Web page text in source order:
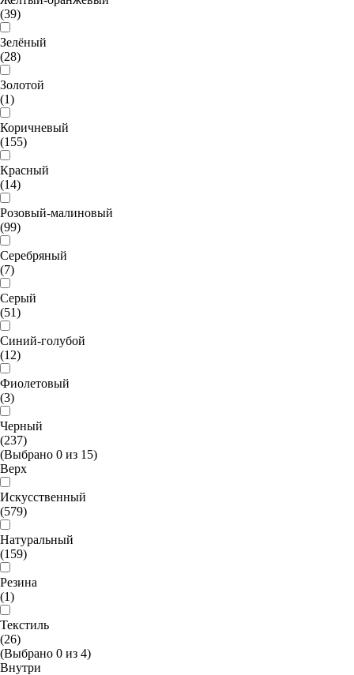
(39)
Зелёный
(28)
Золотой
(1)
Коричневый
(155)
Красный
(14)
Розовый-малиновый
(99)
Серебряный
(7)
Серый
(51)
Синий-голубой
(12)
Фиолетовый
(3)
Черный
(237)
(Выбрано 0 из 15)
Верх
Искусственный
(579)
Натуральный
(159)
Резина
(1)
Текстиль
(26)
(Выбрано 0 из 4)
Внутри